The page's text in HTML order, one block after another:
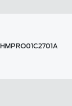
HMPRO01C2701A